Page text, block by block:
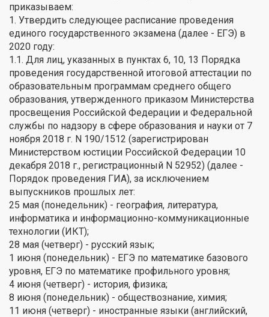
приказываем:
1. Утвердить следующее расписание проведения
единого государственного экзамена (далее - ЕГЭ) в
2020 году:
1.1. Для лиц, указанных в пунктах 6, 10, 13 Порядка
проведения государственной итоговой аттестации по
образовательным программам среднего общего
образования, утвержденного приказом Министерства
просвещения Российской Федерации и Федеральной
службы по надзору в сфере образования и науки от 7
ноября 2018 г. N 190/1512 (зарегистрирован
Министерством юстиции Российской Федерации 10
декабря 2018 г., регистрационный N 52952) (далее -
Порядок проведения ГИА), за исключением
выпускников прошлых лет:
25 мая (понедельник) - география, литература,
информатика и информационно-коммуникационные
технологии (ИКТ);
28 мая (четверг) - русский язык;
1 июня (понедельник) - ЕГЭ по математике базового
уровня, ЕГЭ по математике профильного уровня;
4 июня (четверг) - история, физика;
8 июня (понедельник) - обществознание, химия;
11 июня (четверг) - иностранные языки (английский,